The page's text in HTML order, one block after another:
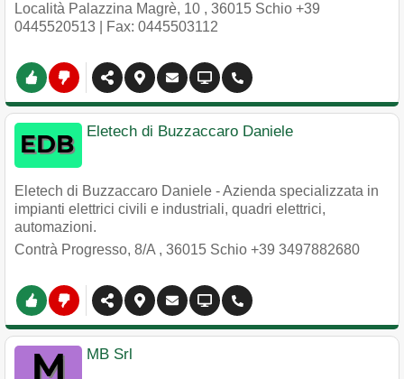
Località Palazzina Magrè, 10 , 36015 Schio +39
0445520513 | Fax: 0445503112
Eletech di Buzzaccaro Daniele
Eletech di Buzzaccaro Daniele - Azienda specializzata in
impianti elettrici civili e industriali, quadri elettrici,
automazioni.
Contrà Progresso, 8/A , 36015 Schio +39 3497882680
MB Srl